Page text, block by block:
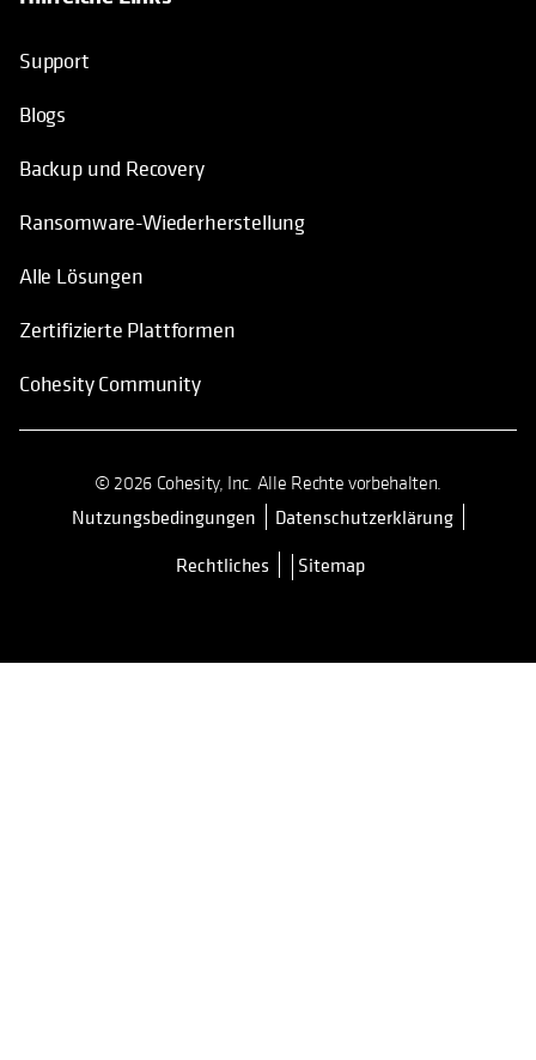
Support
Blogs
Backup und Recovery
Ransomware-Wiederherstellung
Alle Lösungen
Zertifizierte Plattformen
Cohesity Community
© 2026 Cohesity, Inc. Alle Rechte vorbehalten.
Nutzungsbedingungen wird in einer neuen Registerkarte
Datenschutzerklärung
Rechtliches
Sitemap